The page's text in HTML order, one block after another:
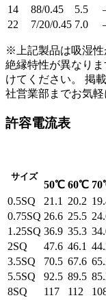
14 88/0.45 5.5
22
7/20/0.45 7.0
※上記製品は吸湿性
絶縁特性が異なり
けてください。 掲
社営業部までお気軽
許容電流表
サイズ
50℃ 60℃
0.5SQ
21.1 20.2
0.75SQ 26.6 25.5
1.25SQ 36.9 35.3
2SQ
47.6 46.1
3.5SQ
70.5 67.6
5.5SQ
92.5 89.5
8SQ
117 112